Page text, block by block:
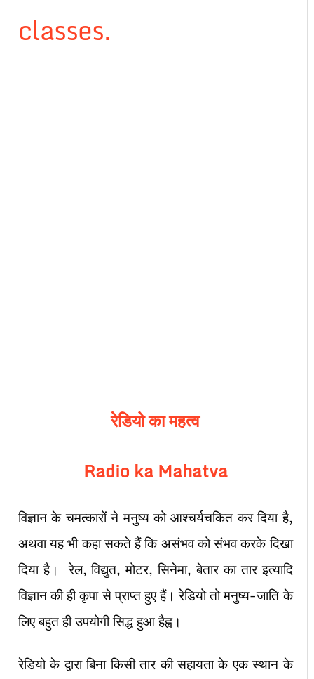
classes.
रेडियो का महत्व
Radio ka Mahatva
विज्ञान के चमत्कारों ने मनुष्य को आश्चर्यचकित कर दिया है,
अथवा यह भी कहा सकते हैं कि असंभव को संभव करके दिखा
दिया है। रेल, विद्युत, मोटर, सिनेमा, बेतार का तार इत्यादि
विज्ञान की ही कृपा से प्राप्त हुए हैं। रेडियो तो मनुष्य-जाति के
लिए बहुत ही उपयोगी सिद्ध हुआ हैह्व।
रेडियो के द्वारा बिना किसी तार की सहायता के एक स्थान के